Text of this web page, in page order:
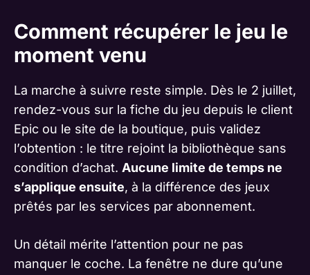
Comment récupérer le jeu le
moment venu
La marche à suivre reste simple. Dès le 2 juillet,
rendez-vous sur la fiche du jeu depuis le client
Epic ou le site de la boutique, puis validez
l’obtention : le titre rejoint la bibliothèque sans
condition d’achat. Aucune limite de temps ne
s’applique ensuite, à la différence des jeux
prêtés par les services par abonnement.
Un détail mérite l’attention pour ne pas
manquer le coche. La fenêtre ne dure qu’une